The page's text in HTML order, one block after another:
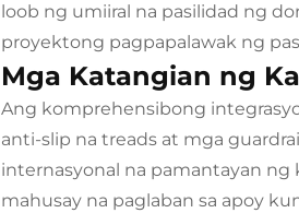
loob ng umiiral na pasilidad ng
proyektong pagpapalawak ng
Mga Katangian ng
Ang komprehensibong
anti-slip na treads at mga
internasyonal na pamantayan ng
mahusay na paglaban sa apoy